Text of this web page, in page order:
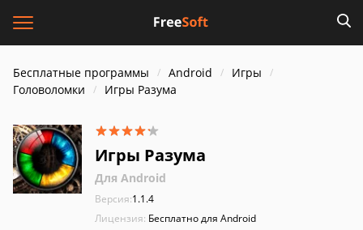
Бесплатные программы Android
Игры
Головоломки
Игры Разума
Игры Разума
Для Android
Версия:1.1.4
Лицензия: Бесплатно для Android